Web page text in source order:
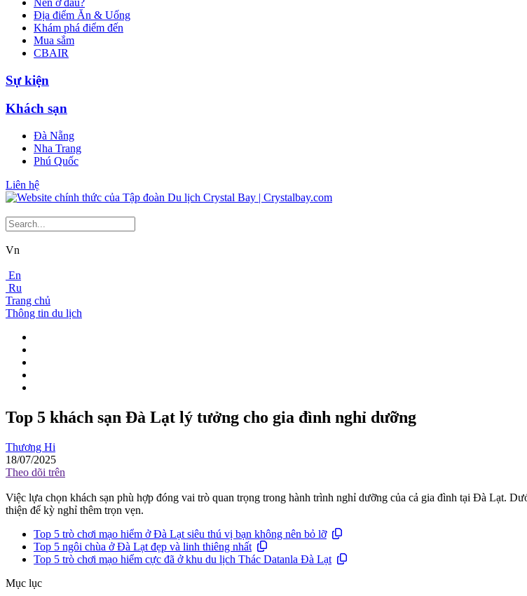
Nên ở đâu?
Địa điểm Ăn & Uống
Khám phá điểm đến
Mua sắm
CBAIR
Sự kiện
Khách sạn
Đà Nẵng
Nha Trang
Phú Quốc
Liên hệ
Vn
En
Ru
Trang chủ
Thông tin du lịch
Top 5 khách sạn Đà Lạt lý tưởng cho gia đình nghỉ dưỡng
Thương Hi
18/07/2025
Theo dõi trên
Việc lựa chọn khách sạn phù hợp đóng vai trò quan trọng trong hành trình nghỉ dưỡng của cả gia đình tại Đà Lạt.
thiện để kỳ nghỉ thêm trọn vẹn.
Top 5 trò chơi mạo hiểm ở Đà Lạt siêu thú vị bạn không nên bỏ lỡ
Top 5 ngôi chùa ở Đà Lạt đẹp và linh thiêng nhất
Top 5 trò chơi mạo hiểm cực đã ở khu du lịch Thác Datanla Đà Lạt
Mục lục